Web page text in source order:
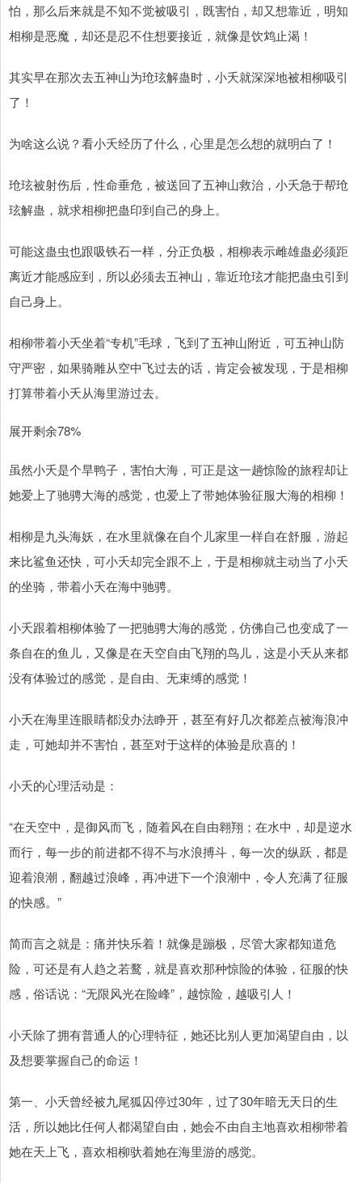
怕，那么后来就是不知不觉被吸引，既害怕，却又想靠近，明知
相柳是恶魔，却还是忍不住想要接近，就像是饮鸩止渴！
其实早在那次去五神山为玱玹解蛊时，小夭就深深地被相柳吸引
了！
为啥这么说？看小夭经历了什么，心里是怎么想的就明白了！
玱玹被射伤后，性命垂危，被送回了五神山救治，小夭急于帮玱
玹解蛊，就求相柳把蛊印到自己的身上。
可能这蛊虫也跟吸铁石一样，分正负极，相柳表示雌雄蛊必须距
离近才能感应到，所以必须去五神山，靠近玱玹才能把蛊虫引到
自己身上。
相柳带着小夭坐着“专机”毛球，飞到了五神山附近，可五神山防
守严密，如果骑雕从空中飞过去的话，肯定会被发现，于是相柳
打算带着小夭从海里游过去。
展开剩余78%
虽然小夭是个旱鸭子，害怕大海，可正是这一趟惊险的旅程却让
她爱上了驰骋大海的感觉，也爱上了带她体验征服大海的相柳！
相柳是九头海妖，在水里就像在自个儿家里一样自在舒服，游起
来比鲨鱼还快，可小夭却完全跟不上，于是相柳就主动当了小夭
的坐骑，带着小夭在海中驰骋。
小夭跟着相柳体验了一把驰骋大海的感觉，仿佛自己也变成了一
条自在的鱼儿，又像是在天空自由飞翔的鸟儿，这是小夭从来都
没有体验过的感觉，是自由、无束缚的感觉！
小夭在海里连眼睛都没办法睁开，甚至有好几次都差点被海浪冲
走，可她却并不害怕，甚至对于这样的体验是欣喜的！
小夭的心理活动是：
“在天空中，是御风而飞，随着风在自由翱翔；在水中，却是逆水
而行，每一步的前进都不得不与水浪搏斗，每一次的纵跃，都是
迎着浪潮，翻越过浪峰，再冲进下一个浪潮中，令人充满了征服
的快感。”
简而言之就是：痛并快乐着！就像是蹦极，尽管大家都知道危
险，可还是有人趋之若鹜，就是喜欢那种惊险的体验，征服的快
感，俗话说：“无限风光在险峰”，越惊险，越吸引人！
小夭除了拥有普通人的心理特征，她还比别人更加渴望自由，以
及想要掌握自己的命运！
第一、小夭曾经被九尾狐囚停过30年，过了30年暗无天日的生
活，所以她比任何人都渴望自由，她会不由自主地喜欢相柳带着
她在天上飞，喜欢相柳驮着她在海里游的感觉。